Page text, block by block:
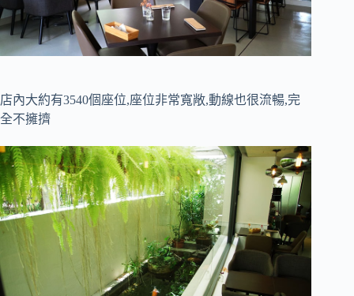
店內大約有3540個座位,座位非常寬敞,動線也很流暢,完
全不擁擠